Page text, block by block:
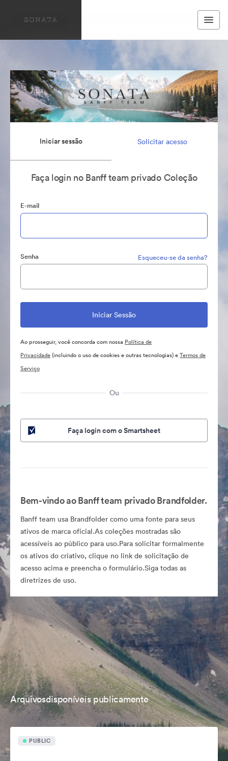
Iniciar sessão Solicitar acesso
Faça login no Banff team privado Coleção
E-mail
Senha Esqueceu-se da senha?
Ao prosseguir, você concorda com nossa Política de
Privacidade(incluindo o uso de cookies e outras tecnologias) eTermos de
Serviço
Ou
Faça login com o Smartsheet
Bem-vindo ao Banff team privado Brandfolder.
Banff team usa Brandfolder como uma fonte para seus
ativos de marca oficial.As coleções mostradas são
acessíveis ao público para uso.Para solicitar formalmente
os ativos do criativo, clique no link de solicitação de
acesso acima e preencha o formulário.Siga todas as
diretrizes de uso.
Arquivosdisponíveis publicamente
PUBLIC